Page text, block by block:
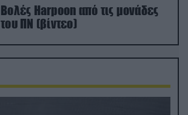
Βολές Harpoon από τις μονάδες
του ΠΝ (βίντεο)